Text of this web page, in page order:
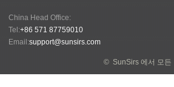
China Head Office:
Tel:+86 571 87759010
Email:support@sunsirs.com
© SunSirs 에서 모